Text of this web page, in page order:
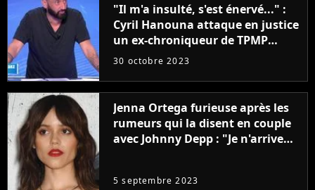
"Il m'a insulté, s'est énervé..." :
Cyril Hanouna attaque en justice
un ex-chroniqueur de TPMP
après de graves accusations
30 octobre 2023
Jenna Ortega furieuse après les
rumeurs qui la disent en couple
avec Johnny Depp : "Je n'arrive
5 septembre 2023